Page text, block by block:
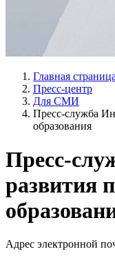
Главная страница
Пресс-центр
Для СМИ
Пресс-служба
образования
Пресс-
развития
Адрес электронной